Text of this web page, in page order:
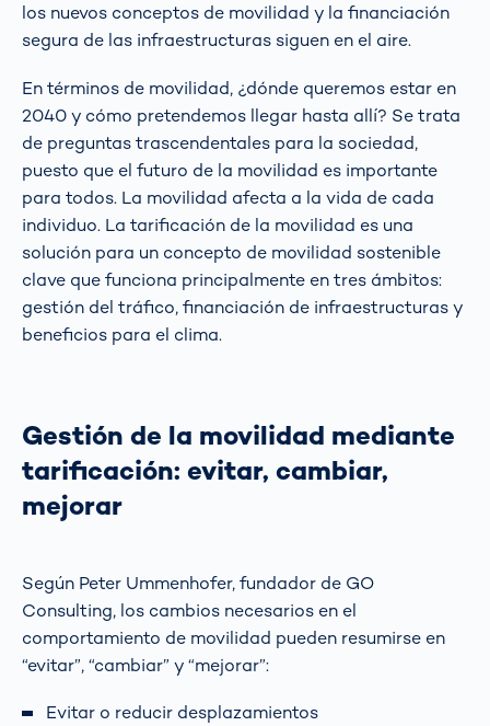
los nuevos conceptos de movilidad y la financiación
segura de las infraestructuras siguen en el aire.
En términos de movilidad, ¿dónde queremos estar en
2040 y cómo pretendemos llegar hasta allí? Se trata
de preguntas trascendentales para la sociedad,
puesto que el futuro de la movilidad es importante
para todos. La movilidad afecta a la vida de cada
individuo. La tarificación de la movilidad es una
solución para un concepto de movilidad sostenible
clave que funciona principalmente en tres ámbitos:
gestión del tráfico, financiación de infraestructuras y
beneficios para el clima.
Gestión de la movilidad mediante
tarificación: evitar, cambiar,
mejorar
Según Peter Ummenhofer, fundador de GO
Consulting, los cambios necesarios en el
comportamiento de movilidad pueden resumirse en
“evitar”, “cambiar” y “mejorar”:
Evitar o reducir desplazamientos